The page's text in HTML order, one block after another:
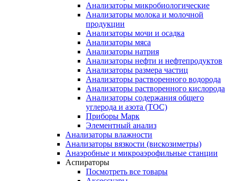
Анализаторы микробиологические
Анализаторы молока и молочной
продукции
Анализаторы мочи и осадка
Анализаторы мяса
Анализаторы натрия
Анализаторы нефти и нефтепродуктов
Анализаторы размера частиц
Анализаторы растворенного водорода
Анализаторы растворенного кислорода
Анализаторы содержания общего
углерода и азота (ТОС)
Приборы Марк
Элементный анализ
Анализаторы влажности
Анализаторы вязкости (вискозиметры)
Анаэробные и микроаэрофильные станции
Аспираторы
Посмотреть все товары